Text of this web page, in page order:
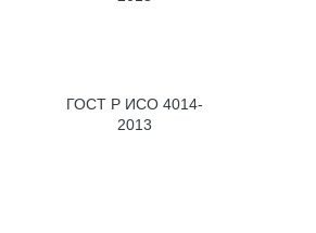
ГОСТ Р ИСО 4014-
2013